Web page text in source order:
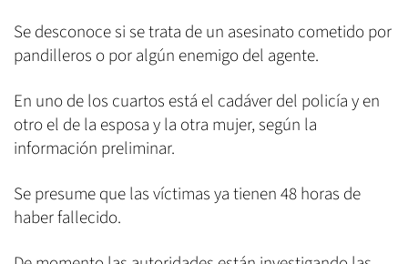
Se desconoce si se trata de un asesinato cometido por
pandilleros o por algún enemigo del agente.
En uno de los cuartos está el cadáver del policía y en
otro el de la esposa y la otra mujer, según la
información preliminar.
Se presume que las víctimas ya tienen 48 horas de
haber fallecido.